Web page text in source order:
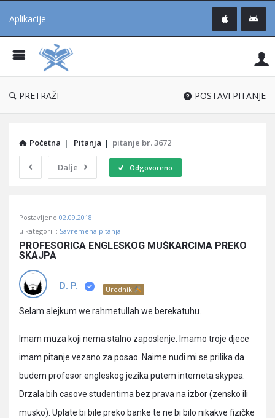
Aplikacije
®
PRETRAŽI POSTAVI PITANJE
Početna | Pitanja | pitanje br. 3672
Dalje Odgovoreno
Učene
Latest
Pitanja
Postavljeno 02.09.2018
u kategoriji: Savremena pitanja
PROFESORICA ENGLESKOG MUŠKARCIMA PREKO
SKAJPA
D. P. Urednik
Selam alejkum we rahmetullah we berekatuhu.
Imam muza koji nema stalno zaposlenje. Imamo troje djece
imam pitanje vezano za posao. Naime nudi mi se prilika da
budem profesor engleskog jezika putem interneta skypea.
Drzala bih casove studentima bez prava na izbor (zensko ili
musko). Uplate bi bile preko banke te ne bi bilo nikakve fizičke